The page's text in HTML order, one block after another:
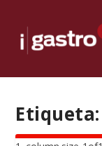
Etiqueta: